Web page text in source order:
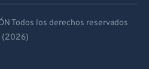
Español
Todos los derechos reservados
(2026)